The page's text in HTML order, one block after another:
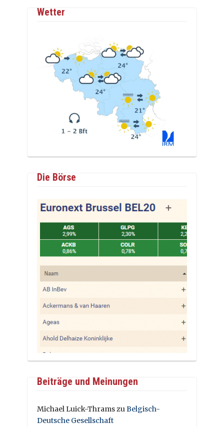
Wetter
Die Börse
Beiträge und Meinungen
Michael Luick-ThramszuBelgisch-
Deutsche Gesellschaft